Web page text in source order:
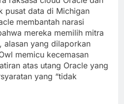
pusat data di Michigan
membantah narasi
mereka memilih mitra
alasan yang dilaporkan
memicu kecemasan
atas utang Oracle yang
yang “tidak